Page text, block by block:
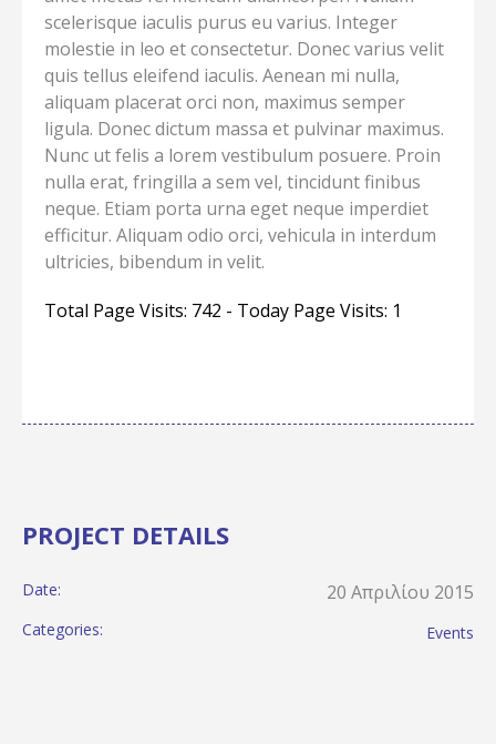
scelerisque iaculis purus eu varius. Integer
molestie in leo et consectetur. Donec varius velit
quis tellus eleifend iaculis. Aenean mi nulla,
aliquam placerat orci non, maximus semper
ligula. Donec dictum massa et pulvinar maximus.
Nunc ut felis a lorem vestibulum posuere. Proin
nulla erat, fringilla a sem vel, tincidunt finibus
neque. Etiam porta urna eget neque imperdiet
efficitur. Aliquam odio orci, vehicula in interdum
ultricies, bibendum in velit.
Total Page Visits: 742 - Today Page Visits: 1
PROJECT DETAILS
Date: 20 Απριλίου 2015
Categories: Events